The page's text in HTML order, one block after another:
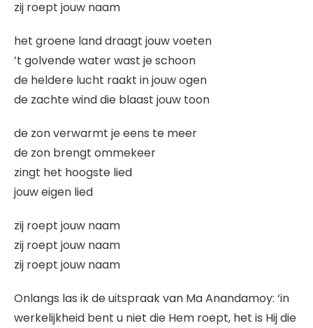
zij roept jouw naam
het groene land draagt jouw voeten
’t golvende water wast je schoon
de heldere lucht raakt in jouw ogen
de zachte wind die blaast jouw toon
de zon verwarmt je eens te meer
de zon brengt ommekeer
zingt het hoogste lied
jouw eigen lied
zij roept jouw naam
zij roept jouw naam
zij roept jouw naam
Onlangs las ik de uitspraak van Ma Anandamoy: ‘in
werkelijkheid bent u niet die Hem roept, het is Hij die